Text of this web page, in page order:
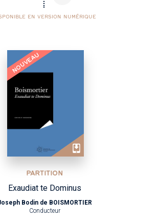
EN VERSION NUMÉRIQUE
NOUVEAU
PARTITION
Exaudiat te Dominus
Bodin de BOISMORTIER
Conducteur